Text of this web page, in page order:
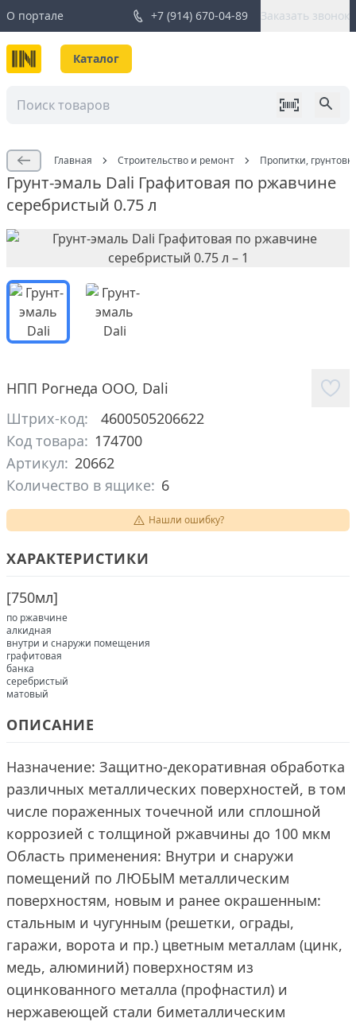
О портале +7 (914) 670-04-89 Заказать звонок
Каталог
Главная Строительство и ремонт Пропитки,
Грунт-эмаль Dali Графитовая по ржавчине
серебристый 0.75 л
НПП Рогнеда ООО, Dali
Штрих-код:
4600505206622
Код товара: 174700
Артикул: 20662
Количество в ящике: 6
Нашли ошибку?
ХАРАКТЕРИСТИКИ
[750мл]
по ржавчине
алкидная
внутри и снаружи помещения
графитовая
банка
серебристый
матовый
ОПИСАНИЕ
Назначение: Защитно-декоративная обработка
различных металлических поверхностей, в том
числе пораженных точечной или сплошной
коррозией c толщиной ржавчины до 100 мкм
Область применения: Внутри и снаружи
помещений по ЛЮБЫМ металлическим
поверхностям, новым и ранее окрашенным:
стальным и чугунным (решетки, ограды,
гаражи, ворота и пр.) цветным металлам (цинк,
медь, алюминий) поверхностям из
оцинкованного металла (профнастил) и
нержавеющей стали биметаллическим